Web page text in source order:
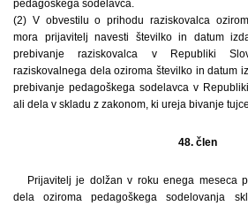
pedagoškega sodelavca.
(2) V obvestilu o prihodu raziskovalca
mora prijavitelj navesti številko in datum
prebivanje raziskovalca v Republiki
raziskovalnega dela oziroma številko in datum
prebivanje pedagoškega sodelavca v
ali dela v skladu z zakonom, ki ureja bivanje
48. člen
Prijavitelj je dolžan v roku enega meseca
dela oziroma pedagoškega sodelovanja